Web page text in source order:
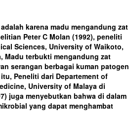
karena madu mengandung zat
Peter C Molan (1992), peneliti
Sciences, University of Waikoto,
Madu terbukti mengandung zat
serangan berbagai kuman patogen
Peneliti dari Departement of
University of Malaya di
juga menyebutkan bahwa di dalam
yang dapat menghambat